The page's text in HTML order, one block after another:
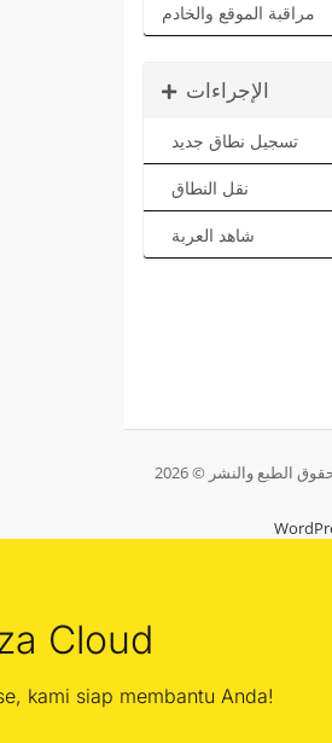
مراقبة الموقع والخادم
الإجراءات
تسجيل نطاق جديد
نقل النطاق
شاهد العربة
Cloud
kami siap membantu Anda!